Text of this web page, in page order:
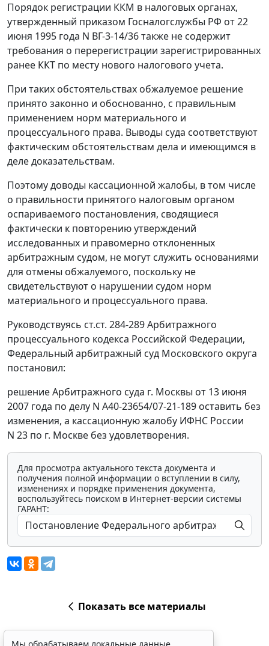
Порядок регистрации ККМ в налоговых органах,
утвержденный приказом Госналогслужбы РФ от 22
июня 1995 года N ВГ-3-14/36 также не содержит
требования о перерегистрации зарегистрированных
ранее ККТ по месту нового налогового учета.
При таких обстоятельствах обжалуемое решение
принято законно и обоснованно, с правильным
применением норм материального и
процессуального права. Выводы суда соответствуют
фактическим обстоятельствам дела и имеющимся в
деле доказательствам.
Поэтому доводы кассационной жалобы, в том числе
о правильности принятого налоговым органом
оспариваемого постановления, сводящиеся
фактически к повторению утверждений
исследованных и правомерно отклоненных
арбитражным судом, не могут служить основаниями
для отмены обжалуемого, поскольку не
свидетельствуют о нарушении судом норм
материального и процессуального права.
Руководствуясь ст.ст. 284-289Арбитражного
процессуального кодекса Российской Федерации,
Федеральный арбитражный суд Московского округа
постановил:
решение Арбитражного суда г. Москвы от 13 июня
2007 года по делу N А40-23654/07-21-189 оставить без
изменения, а кассационную жалобу ИФНС России
N 23 по г. Москве без удовлетворения.
Для просмотра актуального текста документа и
получения полной информации о вступлении в силу,
изменениях и порядке применения документа,
воспользуйтесь поиском в Интернет-версии системы
ГАРАНТ:
Показать все материалы